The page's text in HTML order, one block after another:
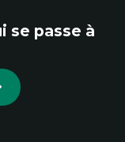
se passe à